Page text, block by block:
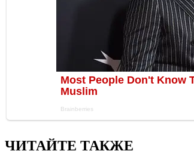
ЧИТАЙТЕ ТАКЖЕ